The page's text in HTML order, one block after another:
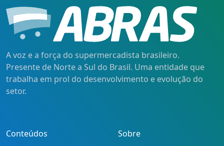
A voz e a força do supermercadista brasileiro.
Presente de Norte a Sul do Brasil. Uma entidade que
trabalha em prol do desenvolvimento e evolução do
setor.
Conteúdos
Sobre